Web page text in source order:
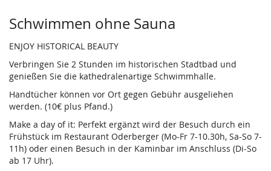
Produkte
Schwimmen ohne Sauna
ENJOY HISTORICAL BEAUTY
Verbringen Sie 2 Stunden im historischen Stadtbad und
genießen Sie die kathedralenartige Schwimmhalle.
Handtücher können vor Ort gegen Gebühr ausgeliehen
werden. (10€ plus Pfand.)
Make a day of it: Perfekt ergänzt wird der Besuch durch ein
Frühstück im Restaurant Oderberger (Mo-Fr 7-10.30h, Sa-So 7-
11h) oder einen Besuch in der Kaminbar im Anschluss (Di-So
ab 17 Uhr).